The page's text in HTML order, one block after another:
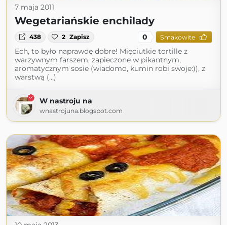
7 maja 2011
Wegetariańskie enchilady
438 2 Zapisz 0 Smakowite
Ech, to było naprawdę dobre! Mięciutkie tortille z
warzywnym farszem, zapieczone w pikantnym,
aromatycznym sosie (wiadomo, kumin robi swoje:)), z
warstwą (...)
W nastroju na
wnastrojuna.blogspot.com